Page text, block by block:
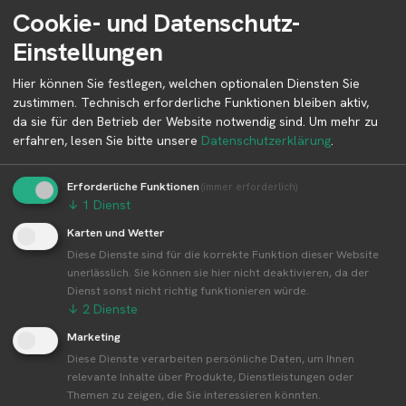
Werbung
Cookie-Einstellungen überprüfen
Aktuelle Infos zur Region 72525
Münsingen
Erntewetter für Münsingen
Aktuelles Wetter in der Umgebung von Münsingen
Cookie- und Datenschutz-
Einstellungen
Hier können Sie festlegen, welchen optionalen Diensten Sie
zustimmen. Technisch erforderliche Funktionen bleiben aktiv,
da sie für den Betrieb der Website notwendig sind. Um mehr zu
erfahren, lesen Sie bitte unsere Datenschutzerklärung.
Erforderliche Funktionen(immer erforderlich)
↓ 1 Dienst
Karten und Wetter
Diese Dienste sind für die korrekte Funktion dieser Website
unerlässlich. Sie können sie hier nicht deaktivieren, da der
Dienst sonst nicht richtig funktionieren würde.
↓ 2 Dienste
Marketing
Diese Dienste verarbeiten persönliche Daten, um Ihnen
relevante Inhalte über Produkte, Dienstleistungen oder
Themen zu zeigen, die Sie interessieren könnten.